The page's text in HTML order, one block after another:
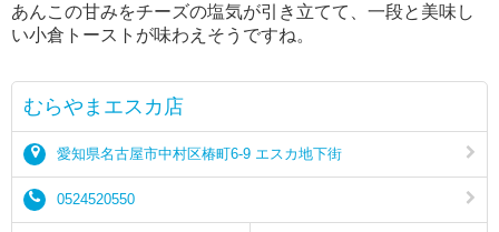
あんこの甘みをチーズの塩気が引き立てて、一段と美味し
い小倉トーストが味わえそうですね。
むらやまエスカ店
愛知県名古屋市中村区椿町6-9 エスカ地下街
0524520550